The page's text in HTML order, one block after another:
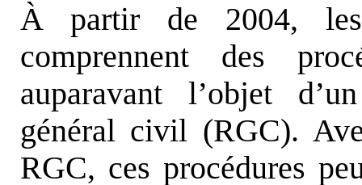
À partir de 2004, les
comprennent des
auparavant l’objet
général civil (RGC).
RGC, ces procédures